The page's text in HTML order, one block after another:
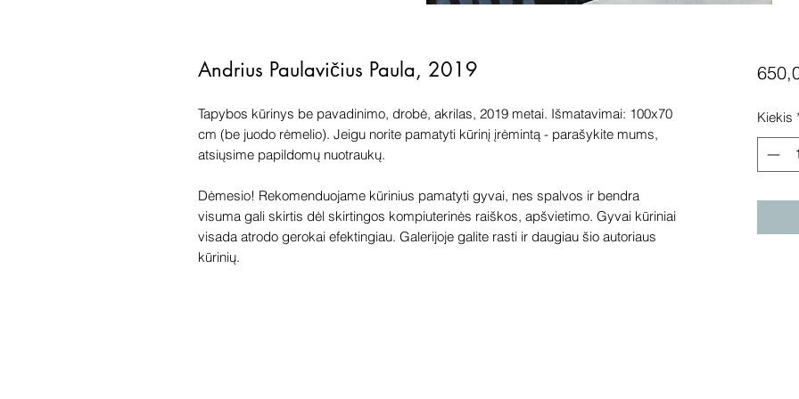
Andrius Paulavičius Paula, 2019
Tapybos kūrinys be pavadinimo, drobė, akrilas, 2019 metai. Išmatavimai: 100x70
cm (be juodo rėmelio). Jeigu norite pamatyti kūrinį įrėmintą - parašykite mums,
atsiųsime papildomų nuotraukų.
Dėmesio! Rekomenduojame kūrinius pamatyti gyvai, nes spalvos ir bendra
visuma gali skirtis dėl skirtingos kompiuterinės raiškos, apšvietimo. Gyvai kūriniai
visada atrodo gerokai efektingiau. Galerijoje galite rasti ir daugiau šio autoriaus
kūrinių.
Kiekis